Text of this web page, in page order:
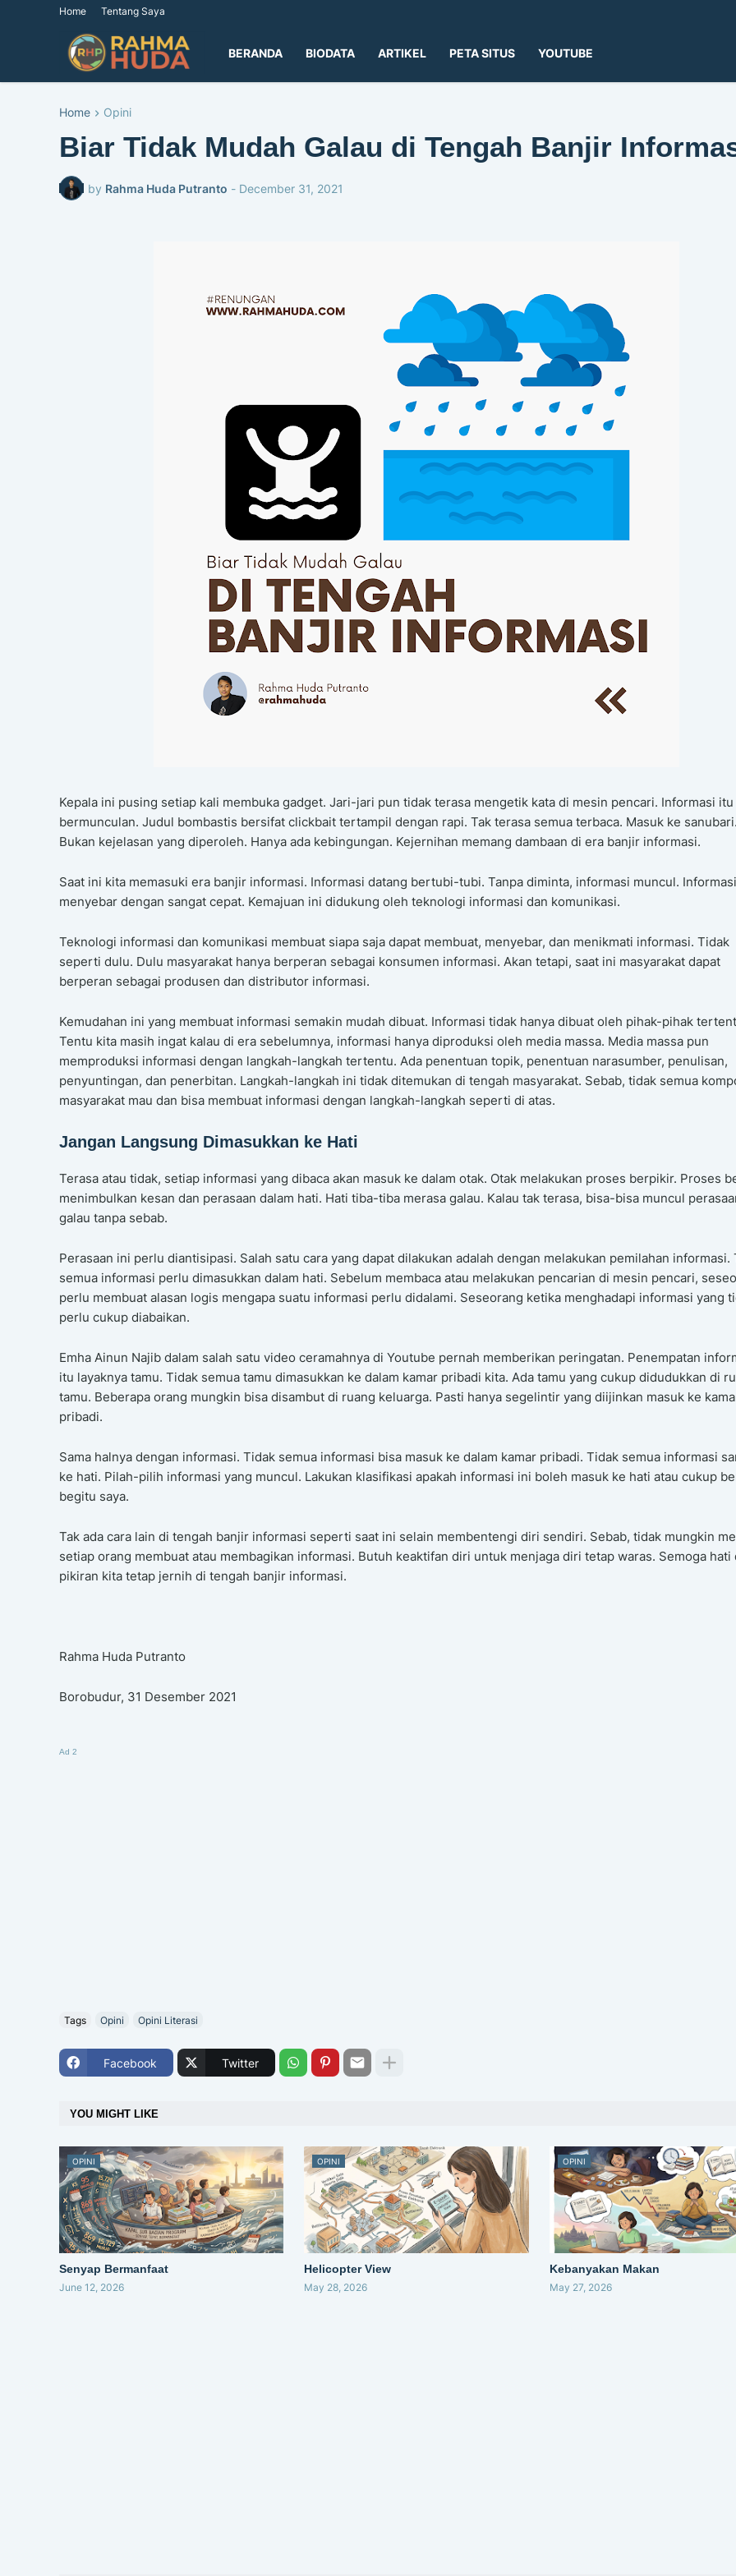
Home Tentang Saya
BERANDA BIODATA ARTIKEL PETA SITUS YOUTUBE
Home Opini
Biar Tidak Mudah Galau di Tengah Banjir
by Rahma Huda Putranto - December 31, 2021
Kepala ini pusing setiap kali membuka gadget. Jari-jari pun tidak terasa mengetik kata di mesin pencari. Informasi itu
bermunculan. Judul bombastis bersifat clickbait tertampil dengan rapi. Tak terasa semua terbaca. Masuk ke sanubari.
Bukan kejelasan yang diperoleh. Hanya ada kebingungan. Kejernihan memang dambaan di era banjir informasi.
Saat ini kita memasuki era banjir informasi. Informasi datang bertubi-tubi. Tanpa diminta, informasi muncul. Informasi
menyebar dengan sangat cepat. Kemajuan ini didukung oleh teknologi informasi dan komunikasi.
Teknologi informasi dan komunikasi membuat siapa saja dapat membuat, menyebar, dan menikmati informasi. Tidak
seperti dulu. Dulu masyarakat hanya berperan sebagai konsumen informasi. Akan tetapi, saat ini masyarakat dapat
berperan sebagai produsen dan distributor informasi.
Kemudahan ini yang membuat informasi semakin mudah dibuat. Informasi tidak hanya dibuat oleh pihak-pihak
Tentu kita masih ingat kalau di era sebelumnya, informasi hanya diproduksi oleh media massa. Media massa pun
memproduksi informasi dengan langkah-langkah tertentu. Ada penentuan topik, penentuan narasumber, penulisan,
penyuntingan, dan penerbitan. Langkah-langkah ini tidak ditemukan di tengah masyarakat. Sebab, tidak semua
masyarakat mau dan bisa membuat informasi dengan langkah-langkah seperti di atas.
Jangan Langsung Dimasukkan ke Hati
Terasa atau tidak, setiap informasi yang dibaca akan masuk ke dalam otak. Otak melakukan proses berpikir. Proses
menimbulkan kesan dan perasaan dalam hati. Hati tiba-tiba merasa galau. Kalau tak terasa, bisa-bisa muncul
galau tanpa sebab.
Perasaan ini perlu diantisipasi. Salah satu cara yang dapat dilakukan adalah dengan melakukan pemilahan informasi.
semua informasi perlu dimasukkan dalam hati. Sebelum membaca atau melakukan pencarian di mesin pencari,
perlu membuat alasan logis mengapa suatu informasi perlu didalami. Seseorang ketika menghadapi informasi yang
perlu cukup diabaikan.
Emha Ainun Najib dalam salah satu video ceramahnya di Youtube pernah memberikan peringatan. Penempatan
itu layaknya tamu. Tidak semua tamu dimasukkan ke dalam kamar pribadi kita. Ada tamu yang cukup didudukkan di
tamu. Beberapa orang mungkin bisa disambut di ruang keluarga. Pasti hanya segelintir yang diijinkan masuk ke
pribadi.
Sama halnya dengan informasi. Tidak semua informasi bisa masuk ke dalam kamar pribadi. Tidak semua informasi
ke hati. Pilah-pilih informasi yang muncul. Lakukan klasifikasi apakah informasi ini boleh masuk ke hati atau cukup
begitu saya.
Tak ada cara lain di tengah banjir informasi seperti saat ini selain membentengi diri sendiri. Sebab, tidak mungkin
setiap orang membuat atau membagikan informasi. Butuh keaktifan diri untuk menjaga diri tetap waras. Semoga hati
pikiran kita tetap jernih di tengah banjir informasi.
Rahma Huda Putranto
Borobudur, 31 Desember 2021
Ad 2
Tags Opini Opini Literasi
Facebook Twitter
YOU MIGHT LIKE
OPINI
Senyap Bermanfaat
June 12, 2026
OPINI
Helicopter View
May 28, 2026
OPINI
Kebanyakan Makan
May 27, 2026